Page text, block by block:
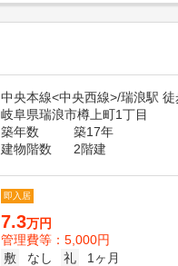
中央本線<中央西線>/瑞浪駅
岐阜県瑞浪市樽上町1丁目
築年数
築17年
建物階数
2階建
即入居
7.3万円
管理費等：5,000円
敷
なし 礼
1ヶ月